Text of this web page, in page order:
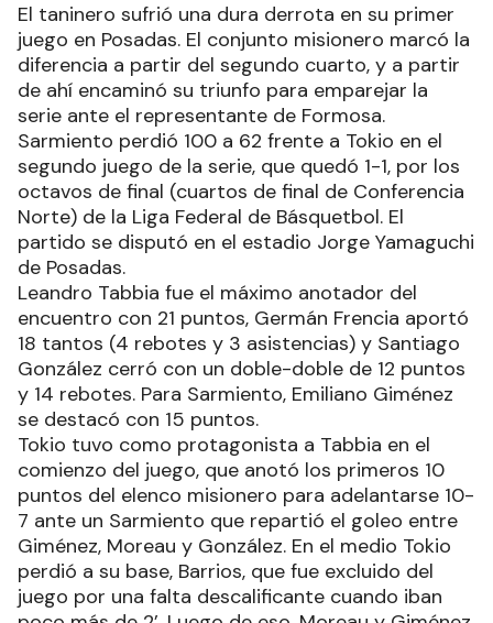
El taninero sufrió una dura derrota en su primer
juego en Posadas. El conjunto misionero marcó la
diferencia a partir del segundo cuarto, y a partir
de ahí encaminó su triunfo para emparejar la
serie ante el representante de Formosa.
Sarmiento perdió 100 a 62 frente a Tokio en el
segundo juego de la serie, que quedó 1-1, por los
octavos de final (cuartos de final de Conferencia
Norte) de la Liga Federal de Básquetbol. El
partido se disputó en el estadio Jorge Yamaguchi
de Posadas.
Leandro Tabbia fue el máximo anotador del
encuentro con 21 puntos, Germán Frencia aportó
18 tantos (4 rebotes y 3 asistencias) y Santiago
González cerró con un doble-doble de 12 puntos
y 14 rebotes. Para Sarmiento, Emiliano Giménez
se destacó con 15 puntos.
Tokio tuvo como protagonista a Tabbia en el
comienzo del juego, que anotó los primeros 10
puntos del elenco misionero para adelantarse 10-
7 ante un Sarmiento que repartió el goleo entre
Giménez, Moreau y González. En el medio Tokio
perdió a su base, Barrios, que fue excluido del
juego por una falta descalificante cuando iban